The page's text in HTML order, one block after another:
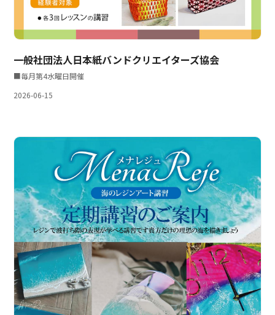
2026-06-15
一般社団法人日本紙バンドクリエイターズ協会
■毎月第4水曜日開催